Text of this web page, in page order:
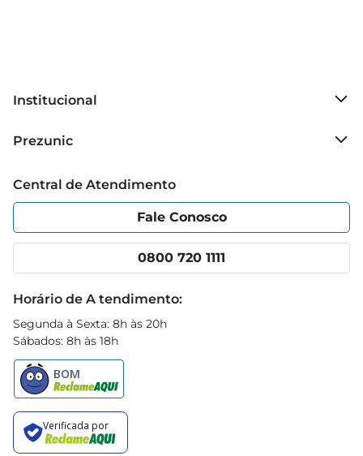
Institucional
Grupo Cencosud
Política de Privacidade
Portal do fornecedor
Cencosud Media
Prezunic
Código de Ética
App Prezunic
Central de Atendimento
Fale Conosco
0800 720 1111
Horário de A tendimento:
Segunda à Sexta: 8h às 20h
Sábados: 8h às 18h